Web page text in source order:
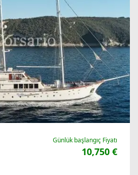
Günlük başlangıç Fiyatı
10,750 €